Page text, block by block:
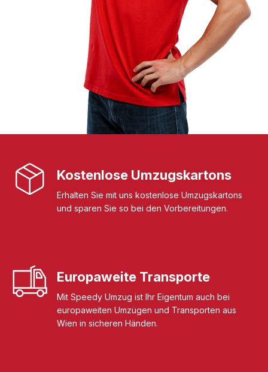
Kostenlose Umzugskartons
Erhalten Sie mit uns kostenlose Umzugskartons
und sparen Sie so bei den Vorbereitungen.
Europaweite Transporte
Mit Speedy Umzug ist Ihr Eigentum auch bei
europaweiten Umzügen und Transporten aus
Wien in sicheren Händen.